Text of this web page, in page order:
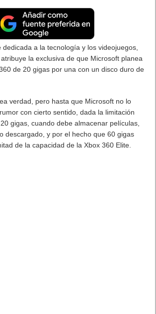
dedicada a la tecnología y los videojuegos,
la exclusiva de que Microsoft planea
de 20 gigas por una con un disco duro de
verdad, pero hasta que Microsoft no lo
con cierto sentido, dada la limitación
gigas, cuando debe almacenar películas,
descargado, y por el hecho que 60 gigas
de la capacidad de la Xbox 360 Elite.